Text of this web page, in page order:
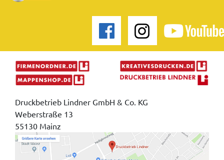
Druckbetrieb Lindner GmbH & Co. KG
Weberstraße 13
55130 Mainz